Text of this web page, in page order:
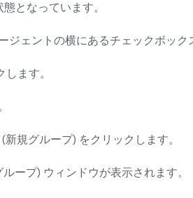
となっています。
ェントの横にあるチェックボック
ます。
新規グループ) をクリックします。
ープ) ウィンドウが表示されます。